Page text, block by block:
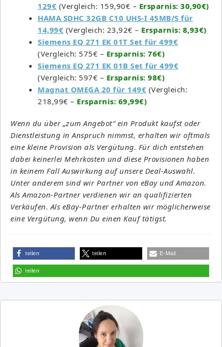
129€ (Vergleich: 159,90€ – Ersparnis: 30,90€)
HAMA SDHC 32GB C10 UHS-I 45MB/S für
14,99€ (Vergleich: 23,92€ – Ersparnis: 8,93€)
Siemens EQ 271 EK 01T Set für 499€
(Vergleich: 575€ – Ersparnis: 76€)
Siemens EQ 271 EK 01B Set für 499€
(Vergleich: 597€ – Ersparnis: 98€)
Magnat OMEGA 20 für 149€ (Vergleich:
218,99€ – Ersparnis: 69,99€)
Wenn du über „zum Angebot“ ein Produkt kaufst oder
Dienstleistung in Anspruch nimmst, erhalten wir oftmals
eine kleine Provision als Vergütung. Für dich entstehen
dabei keinerlei Mehrkosten und diese Provisionen haben
in keinem Fall Auswirkung auf unsere Deal-Auswahl.
Unter anderem sind wir Partner von eBay und Amazon.
Als Amazon-Partner verdienen wir an qualifizierten
Verkäufen. Als eBay-Partner erhalten wir möglicherweise
eine Vergütung, wenn Du einen Kauf tätigst.
teilen teilen E-Mail
teilen